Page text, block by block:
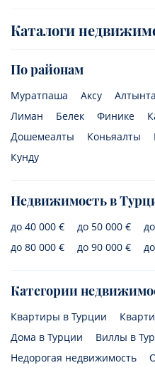
Каталоги
По районам
Муратпаша Аксу
Лиман
Белек Финике
Дошемеалты
Коньяалты
Кунду
Недвижимость в
до 40 000 € до 50 000 €
до 80 000 €
до 90 000 €
Категории
Квартиры в Турции
Дома в Турции
Виллы в
Недорогая недвижимость